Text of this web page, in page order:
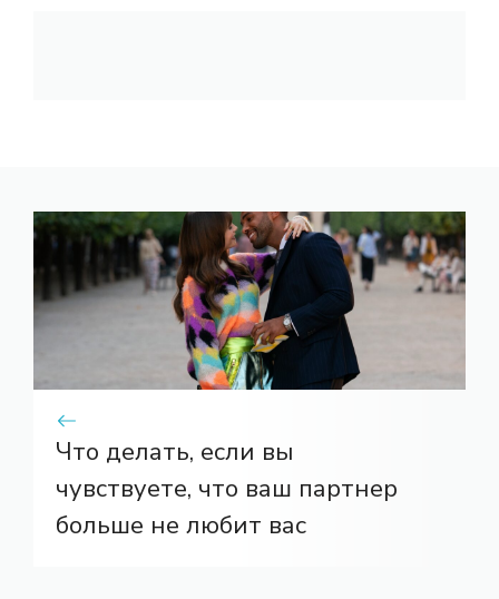
Что делать, если вы
чувствуете, что ваш партнер
больше не любит вас